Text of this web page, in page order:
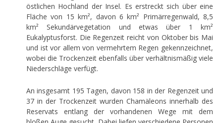
östlichen Hochland der Insel. Es erstreckt sich über eine
Fläche von 15 km², davon 6 km² Primärregenwald, 8,5
km² Sekundärvegetation und etwas über 1 km²
Eukalyptusforst. Die Regenzeit reicht von Oktober bis Mai
und ist vor allem von vermehrtem Regen gekennzeichnet,
wobei die Trockenzeit ebenfalls über verhältnismäßig viele
Niederschläge verfügt.
An insgesamt 195 Tagen, davon 158 in der Regenzeit und
37 in der Trockenzeit wurden Chamäleons innerhalb des
Reservats entlang der vorhandenen Wege mit dem